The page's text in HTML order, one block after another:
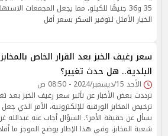
35 و36 جنيهًا للكيلو، مما يجعل المجمعات
الخيار الأمثل لتوفير السكر بسعر أقل
سعر رغيف الخبز بعد القرار الخاص بالمخابز
البلدية.. هل حدث تغيير؟
الأحد 15/ديسمبر/2024 - 08:50 ص
ترددت بعض الأخبار عن تأثير سعر رغيف الخبز بعد
ترخيص المخابز الورقية للإلكترونية، الأمر الذي
يسأل عن حقيقة الأمر؟. السؤال أجاب عنه عبدالله
شعبة المخابز، وفي هذا الإطار يوضح الموجز ما